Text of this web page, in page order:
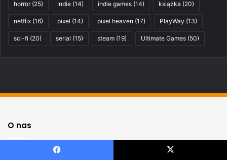
horror(25) indie (14) indie games (14) książka (20)
netflix (16) pixel (14) pixel heaven (17) PlayWay (13)
sci-fi (20) serial (15) steam (19) Ultimate Games (50)
O nas
Na Pograniczu – blog o grach z perspektywy pary po trzydziestce.